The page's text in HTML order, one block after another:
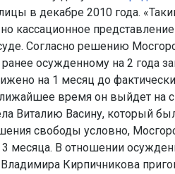
в декабре 2010 года.
кассационное
Согласно решению
осужденному на 2 года
на 1 месяц до
время он выйдет на
Виталию Васину, который
свободы условно,
3 месяца. В отношении
Кирпичникова